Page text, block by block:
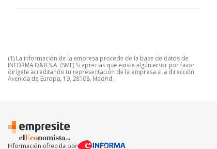
(1) La información de la empresa procede de la base de datos de
INFORMA D&B S.A. (SME) Si aprecias que existe algún error por favor
dirígete acreditando tu representación de la empresa a la dirección
Avenida de Europa, 19, 28108, Madrid.
Información ofrecida por